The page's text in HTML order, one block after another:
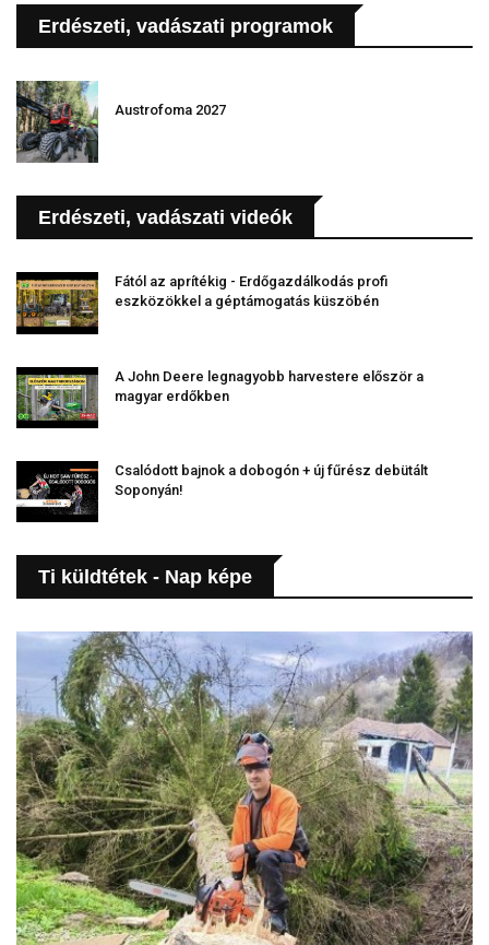
Erdészeti, vadászati programok
Austrofoma 2027
Erdészeti, vadászati videók
Fától az aprítékig - Erdőgazdálkodás profi
eszközökkel a géptámogatás küszöbén
A John Deere legnagyobb harvestere először a
magyar erdőkben
Csalódott bajnok a dobogón + új fűrész debütált
Soponyán!
Ti küldtétek - Nap képe